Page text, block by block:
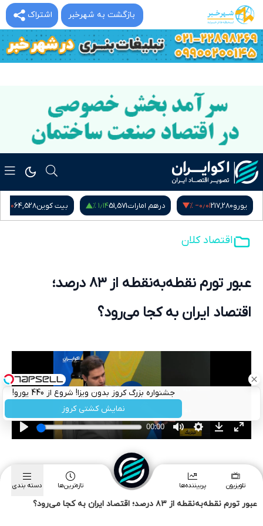
اشتراک بازگشت به شهرخبر
عبور تورم نقطه‌به‌نقطه از ۸۳ درصد؛ اقتصاد ایران به کجا می‌رود؟